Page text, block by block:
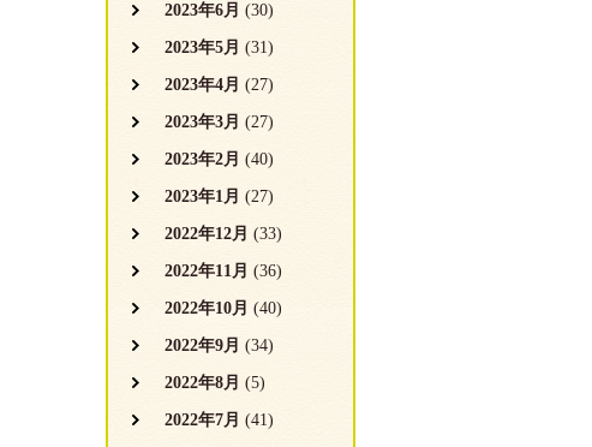
2023年6月 (30)
2023年5月 (31)
2023年4月 (27)
2023年3月 (27)
2023年2月 (40)
2023年1月 (27)
2022年12月 (33)
2022年11月 (36)
2022年10月 (40)
2022年9月 (34)
2022年8月 (5)
2022年7月 (41)